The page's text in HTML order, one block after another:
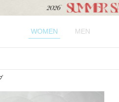
WOMEN MEN